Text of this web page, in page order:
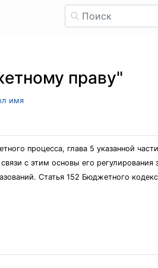
праву"
имя
процесса, глава 5 указанной
с этим основы его
Статья 152 Бюджетного